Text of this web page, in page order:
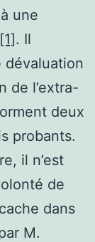
une
[1]. Il
dévaluation
de l’extra-
deux
probants.
il n’est
de
dans
M.